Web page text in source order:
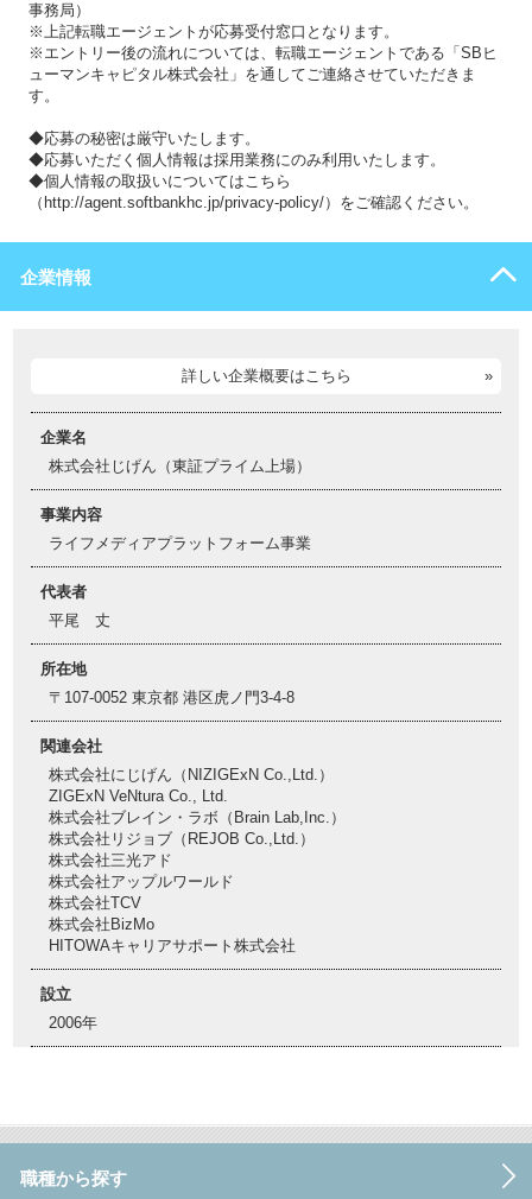
事務局）
※上記転職エージェントが応募受付窓口となります。
※エントリー後の流れについては、転職エージェントである「SBヒ
ューマンキャピタル株式会社」を通してご連絡させていただきま
す。
◆応募の秘密は厳守いたします。
◆応募いただく個人情報は採用業務にのみ利用いたします。
◆個人情報の取扱いについてはこちら
（http://agent.softbankhc.jp/privacy-policy/）をご確認ください。
企業情報
詳しい企業概要はこちら
企業名
株式会社じげん（東証プライム上場）
事業内容
ライフメディアプラットフォーム事業
代表者
平尾 丈
所在地
〒107-0052 東京都 港区虎ノ門3-4-8
関連会社
株式会社にじげん（NIZIGExN Co.,Ltd.）
ZIGExN VeNtura Co., Ltd.
株式会社ブレイン・ラボ（Brain Lab,Inc.）
株式会社リジョブ（REJOB Co.,Ltd.）
株式会社三光アド
株式会社アップルワールド
株式会社TCV
株式会社BizMo
HITOWAキャリアサポート株式会社
設立
2006年
職種から探す